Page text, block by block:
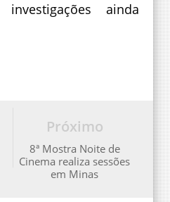
ainda
Próximo
8ª Mostra Noite de
Cinema realiza sessões
em Minas